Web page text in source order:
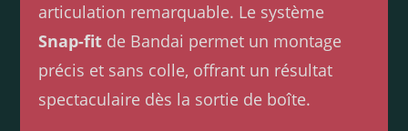
articulation remarquable. Le système
Snap-fit de Bandai permet un montage
précis et sans colle, offrant un résultat
spectaculaire dès la sortie de boîte.